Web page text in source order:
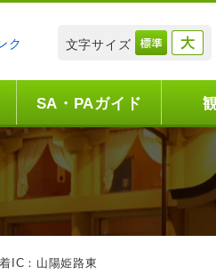
ク 文字サイズ
SA・PAガイド
IC：山陽姫路東